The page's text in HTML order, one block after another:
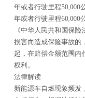
年或者行驶里程50,000
年或者行驶里程60,000
《中华人民共和国保
损害而造成保险事故的
起，在赔偿金额范围内
权利。
法律解读
新能源车自燃现象频发